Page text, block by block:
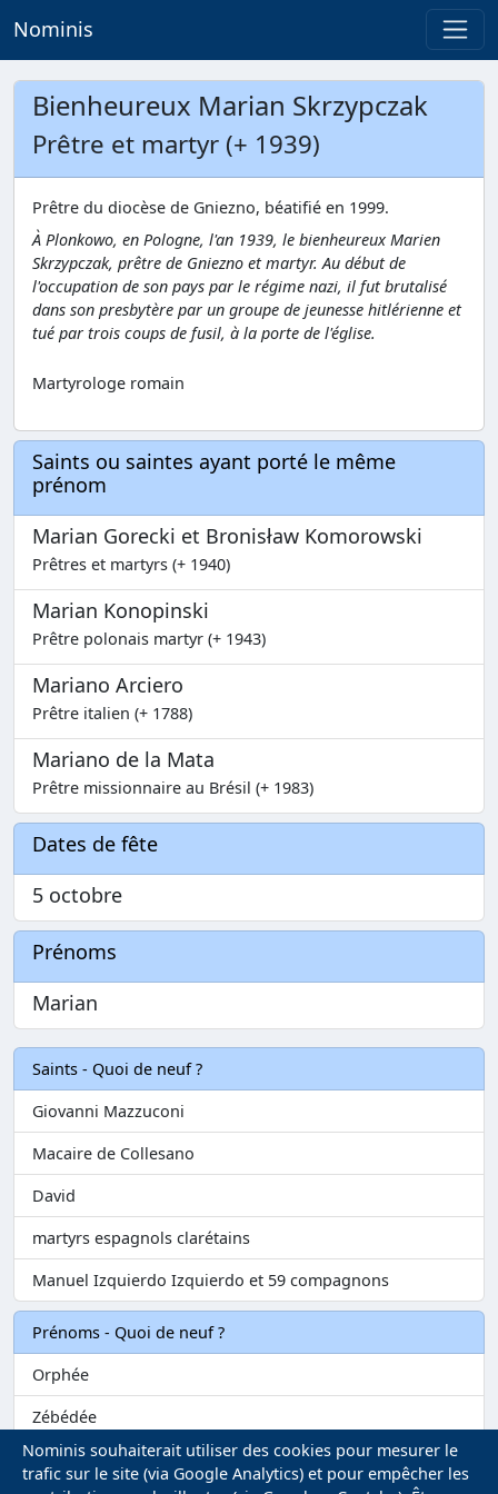
Nominis
Bienheureux Marian Skrzypczak
Prêtre et martyr (+ 1939)
Prêtre du diocèse de Gniezno, béatifié en 1999.
À Plonkowo, en Pologne, l'an 1939, le bienheureux Marien
Skrzypczak, prêtre de Gniezno et martyr. Au début de
l'occupation de son pays par le régime nazi, il fut brutalisé
dans son presbytère par un groupe de jeunesse hitlérienne et
tué par trois coups de fusil, à la porte de l'église.
Martyrologe romain
Saints ou saintes ayant porté le même
prénom
Marian Gorecki et Bronisław Komorowski
Prêtres et martyrs (+ 1940)
Marian Konopinski
Prêtre polonais martyr (+ 1943)
Mariano Arciero
Prêtre italien (+ 1788)
Mariano de la Mata
Prêtre missionnaire au Brésil (+ 1983)
Dates de fête
5 octobre
Prénoms
Marian
Saints - Quoi de neuf ?
Giovanni Mazzuconi
Macaire de Collesano
David
martyrs espagnols clarétains
Manuel Izquierdo Izquierdo et 59 compagnons
Prénoms - Quoi de neuf ?
Orphée
Zébédée
Melvil
Nominis souhaiterait utiliser des cookies pour mesurer le
trafic sur le site (via Google Analytics) et pour empêcher les